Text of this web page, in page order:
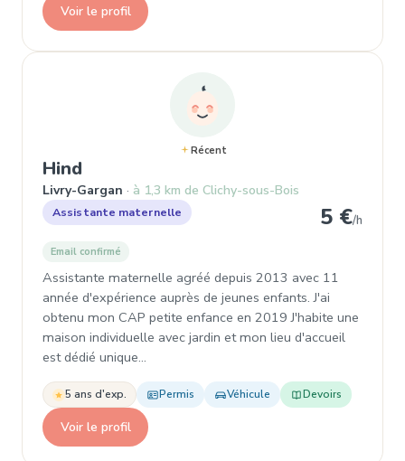
Voir le profil
Récent
Hind
Livry-Gargan à 1,3 km de Clichy-sous-Bois
Assistante maternelle 5 €/h
Email confirmé
Assistante maternelle agréé depuis 2013 avec 11
année d'expérience auprès de jeunes enfants. J'ai
obtenu mon CAP petite enfance en 2019 J'habite une
maison individuelle avec jardin et mon lieu d'accueil
est dédié unique…
5 ans d'exp. Permis Véhicule Devoirs
Voir le profil